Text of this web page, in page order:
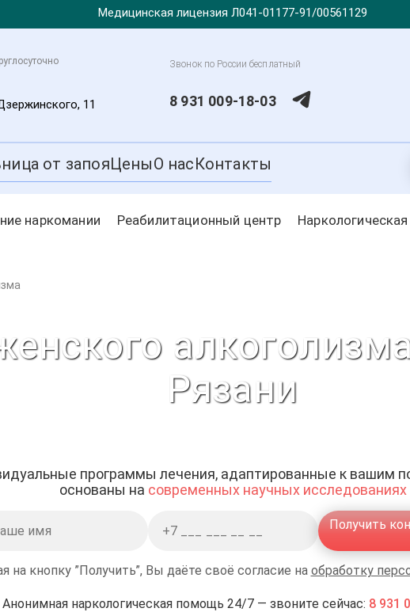
Медицинская лицензия Л041-01177-91/00561129
11
Звонок по России бесплатный
8 931 009-18-03
от запояЦеныО насКонтакты
наркомании Реабилитационный центр
Рязани
программы лечения, адаптированные к вашим
основаны на современных научных исследованиях
Получить
на кнопку ”Получить”, Вы даёте своё согласие на обработку
Анонимная наркологическая помощь 24/7 — звоните сейчас: 8 931